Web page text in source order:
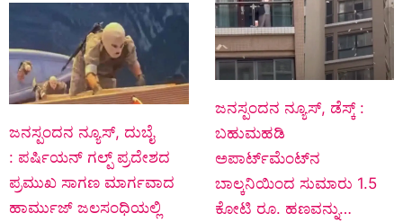
ಜನಸ್ಪಂದನ ನ್ಯೂಸ್‌, ದುಬೈ
: ಪರ್ಷಿಯನ್ ಗಲ್ಪ್ ಪ್ರದೇಶದ
ಪ್ರಮುಖ ಸಾಗಣ ಮಾರ್ಗವಾದ
ಹಾರ್ಮುಜ್ ಜಲಸಂಧಿಯಲ್ಲಿ
ಜನಸ್ಪಂದನ ನ್ಯೂಸ್, ಡೆಸ್ಕ್ :
ಬಹುಮಹಡಿ
ಅಪಾರ್ಟ್‌ಮೆಂಟ್‌ನ
ಬಾಲ್ಕನಿಯಿಂದ ಸುಮಾರು 1.5
ಕೋಟಿ ರೂ. ಹಣವನ್ನು…